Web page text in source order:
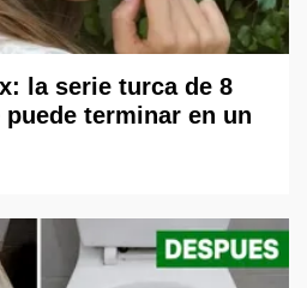
la serie turca de 8
terminar en un